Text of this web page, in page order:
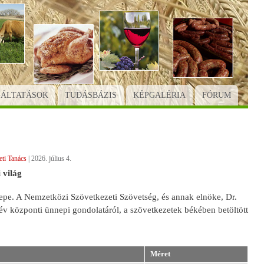
TUDÁSBÁZIS KÉPGALÉRIA FÓRUM
Tanács 2026. július 4.
világ
A Nemzetközi Szövetkezeti Szövetség, és annak elnöke, Dr.
központi ünnepi gondolatáról, a szövetkezetek békében betöltött
Méret